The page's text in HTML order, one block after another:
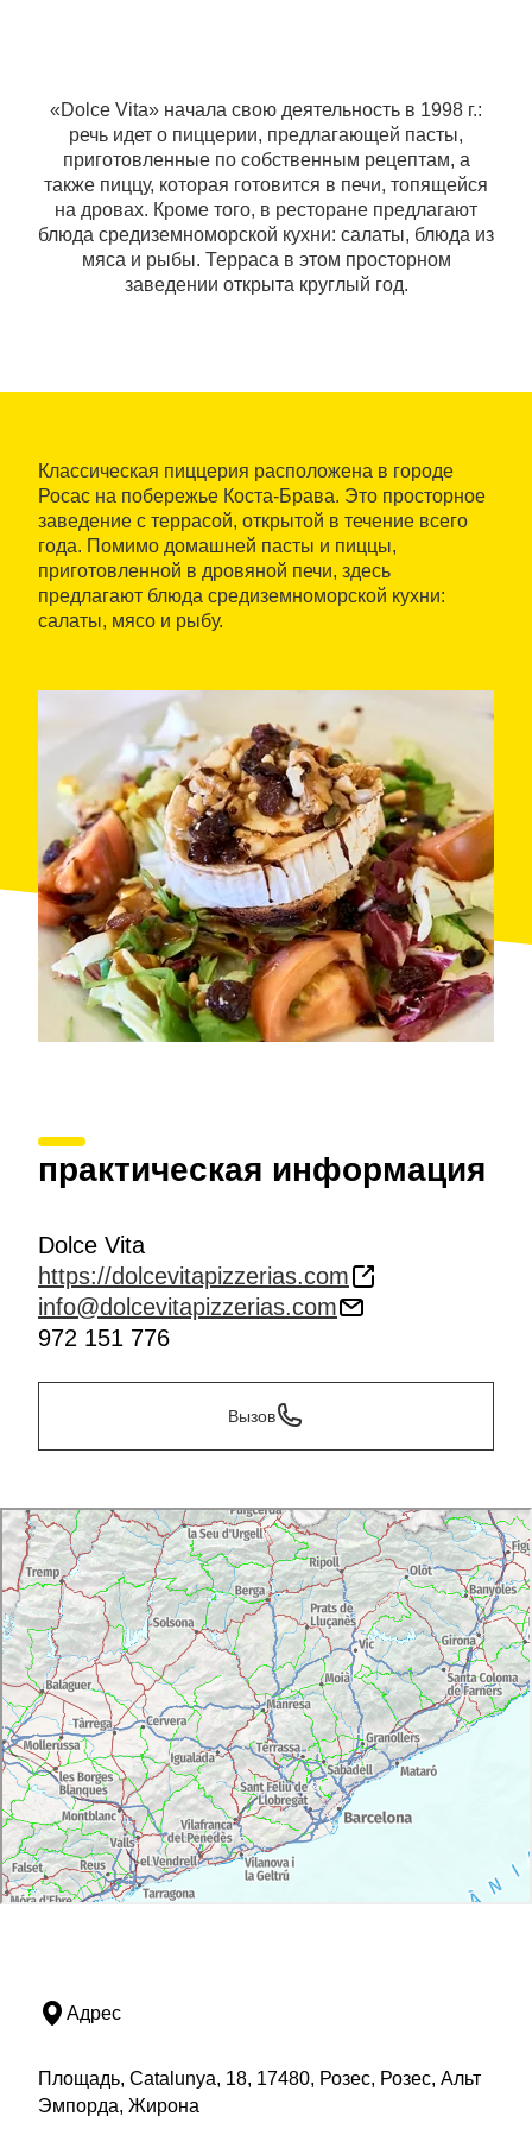
«Dolce Vita» начала свою деятельность в 1998 г.:
речь идет о пиццерии, предлагающей пасты,
приготовленные по собственным рецептам, а
также пиццу, которая готовится в печи, топящейся
на дровах. Кроме того, в ресторане предлагают
блюда средиземноморской кухни: салаты, блюда из
мяса и рыбы. Терраса в этом просторном
заведении открыта круглый год.
Классическая пиццерия расположена в городе
Росас на побережье Коста-Брава. Это просторное
заведение с террасой, открытой в течение всего
года. Помимо домашней пасты и пиццы,
приготовленной в дровяной печи, здесь
предлагают блюда средиземноморской кухни:
салаты, мясо и рыбу.
практическая информация
Dolce Vita
https://dolcevitapizzerias.com
info@dolcevitapizzerias.com
972 151 776
Вызов
Адрес
Площадь, Catalunya, 18, 17480, Розес, Розес, Альт
Эмпорда, Жирона